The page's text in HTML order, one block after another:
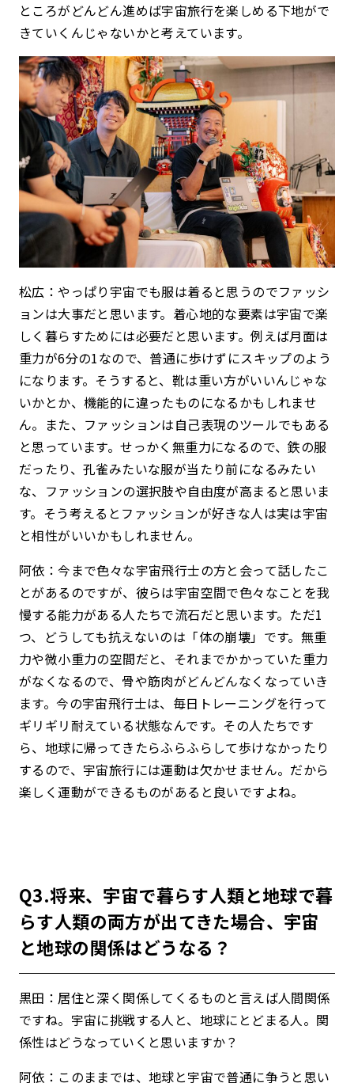
ところがどんどん進めば宇宙旅行を楽しめる下地がで
きていくんじゃないかと考えています。
松広：やっぱり宇宙でも服は着ると思うのでファッシ
ョンは大事だと思います。着心地的な要素は宇宙で楽
しく暮らすためには必要だと思います。例えば月面は
重力が6分の1なので、普通に歩けずにスキップのよう
になります。そうすると、靴は重い方がいいんじゃな
いかとか、機能的に違ったものになるかもしれませ
ん。また、ファッションは自己表現のツールでもある
と思っています。せっかく無重力になるので、鉄の服
だったり、孔雀みたいな服が当たり前になるみたい
な、ファッションの選択肢や自由度が高まると思いま
す。そう考えるとファッションが好きな人は実は宇宙
と相性がいいかもしれません。
阿依：今まで色々な宇宙飛行士の方と会って話したこ
とがあるのですが、彼らは宇宙空間で色々なことを我
慢する能力がある人たちで流石だと思います。ただ1
つ、どうしても抗えないのは「体の崩壊」です。無重
力や微小重力の空間だと、それまでかかっていた重力
がなくなるので、骨や筋肉がどんどんなくなっていき
ます。今の宇宙飛行士は、毎日トレーニングを行って
ギリギリ耐えている状態なんです。その人たちです
ら、地球に帰ってきたらふらふらして歩けなかったり
するので、宇宙旅行には運動は欠かせません。だから
楽しく運動ができるものがあると良いですよね。
Q3.将来、宇宙で暮らす人類と地球で暮
らす人類の両方が出てきた場合、宇宙
と地球の関係はどうなる？
黒田：居住と深く関係してくるものと言えば人間関係
ですね。宇宙に挑戦する人と、地球にとどまる人。関
係性はどうなっていくと思いますか？
阿依：このままでは、地球と宇宙で普通に争うと思い